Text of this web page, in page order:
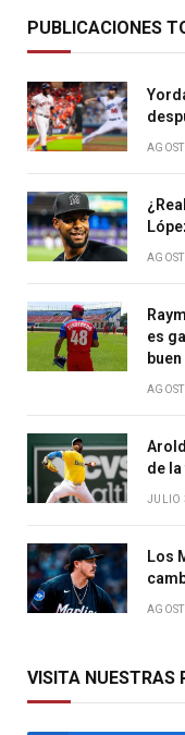
PUBLICACIONES
es
de
JULIO
Los
VISITA NUESTRAS